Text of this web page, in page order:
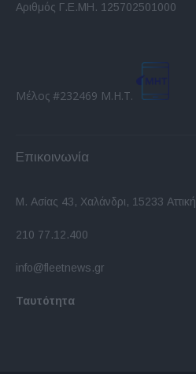
Αριθμός Γ.Ε.ΜΗ. 125702501000
Μέλος #232469 Μ.Η.Τ.
Επικοινωνία
Μ. Ασίας 43, Χαλάνδρι, 15233 Αττική
210 77.12.400
info@fleetnews.gr
Ταυτότητα